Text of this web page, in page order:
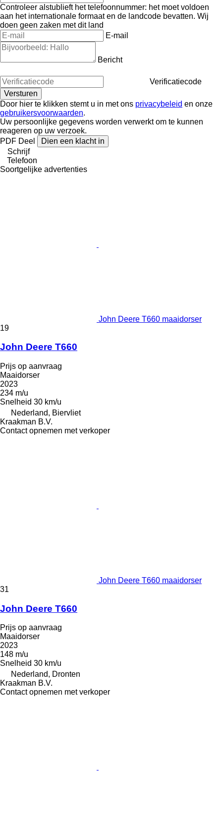
Controleer alstublieft het telefoonnummer: het moet voldoen
aan het internationale formaat en de landcode bevatten. Wij
doen geen zaken met dit land
E-mail
Bericht
Verificatiecode
Door hier te klikken stemt u in met ons privacybeleid en onze
gebruikersvoorwaarden.
Uw persoonlijke gegevens worden verwerkt om te kunnen
reageren op uw verzoek.
PDF Deel
Dien een klacht in
Schrijf
Telefoon
Soortgelijke advertenties
John Deere T660 maaidorser
19
John Deere T660
Prijs op aanvraag
Maaidorser
2023
234 m/u
Snelheid 30 km/u
Nederland, Biervliet
Kraakman B.V.
Contact opnemen met verkoper
John Deere T660 maaidorser
31
John Deere T660
Prijs op aanvraag
Maaidorser
2023
148 m/u
Snelheid 30 km/u
Nederland, Dronten
Kraakman B.V.
Contact opnemen met verkoper